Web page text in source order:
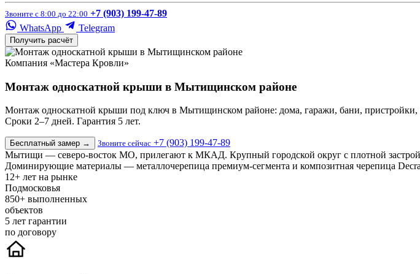
Звоните с 8:00 до 22:00 +7 (903) 199-47-89
WhatsApp
Telegram
Получить расчёт
Компания «Мастера Кровли»
Монтаж односкатной крыши в Мытищинском районе
Монтаж односкатной крыши под ключ в Мытищинском районе: дома, гаражи, бани,
Сроки 2–7 дней. Гарантия 5 лет.
Бесплатный замер → Звоните сейчас +7 (903) 199-47-89
Мытищи — северо-восток МО, прилегают к МКАД. Крупный городской округ с плотной
Доминирующие материалы — металлочерепица премиум-сегмента и композитная черепица
12+ лет на рынке
Подмосковья
850+ выполненных
объектов
5 лет гарантии
по договору